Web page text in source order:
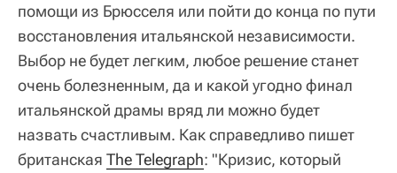
помощи из Брюсселя или пойти до конца по пути
восстановления итальянской независимости.
Выбор не будет легким, любое решение станет
очень болезненным, да и какой угодно финал
итальянской драмы вряд ли можно будет
назвать счастливым. Как справедливо пишет
британская The Telegraph: "Кризис, который